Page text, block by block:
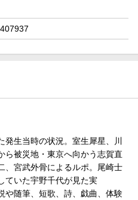
生当時の状況。室生犀星、川
ら被災地・東京へ向かう志賀直
、宮武外骨によるルポ。尾崎士
ていた宇野千代が見た実
随筆、短歌、詩、戯曲、体験